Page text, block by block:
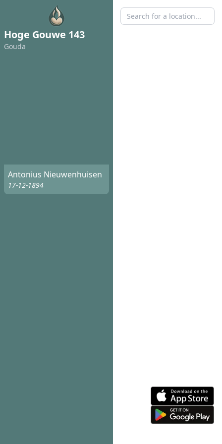
Hoge Gouwe 143
Gouda
Antonius Nieuwenhuisen
17-12-1894